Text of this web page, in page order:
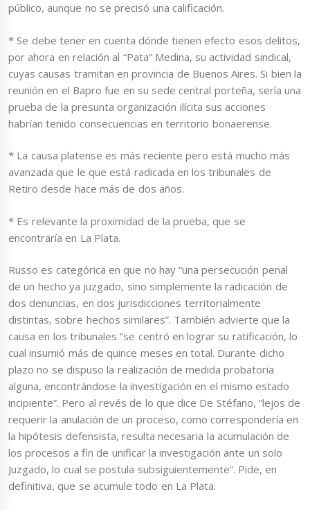
público, aunque no se precisó una calificación.
* Se debe tener en cuenta dónde tienen efecto esos delitos,
por ahora en relación al “Pata” Medina, su actividad sindical,
cuyas causas tramitan en provincia de Buenos Aires. Si bien la
reunión en el Bapro fue en su sede central porteña, sería una
prueba de la presunta organización ilícita sus acciones
habrían tenido consecuencias en territorio bonaerense.
* La causa platense es más reciente pero está mucho más
avanzada que le que está radicada en los tribunales de
Retiro desde hace más de dos años.
* Es relevante la proximidad de la prueba, que se
encontraría en La Plata.
Russo es categórica en que no hay “una persecución penal
de un hecho ya juzgado, sino simplemente la radicación de
dos denuncias, en dos jurisdicciones territorialmente
distintas, sobre hechos similares”. También advierte que la
causa en los tribunales “se centró en lograr su ratificación, lo
cual insumió más de quince meses en total. Durante dicho
plazo no se dispuso la realización de medida probatoria
alguna, encontrándose la investigación en el mismo estado
incipiente”. Pero al revés de lo que dice De Stéfano, “lejos de
requerir la anulación de un proceso, como correspondería en
la hipótesis defensista, resulta necesaria la acumulación de
los procesos a fin de unificar la investigación ante un solo
Juzgado, lo cual se postula subsiguientemente”. Pide, en
definitiva, que se acumule todo en La Plata.